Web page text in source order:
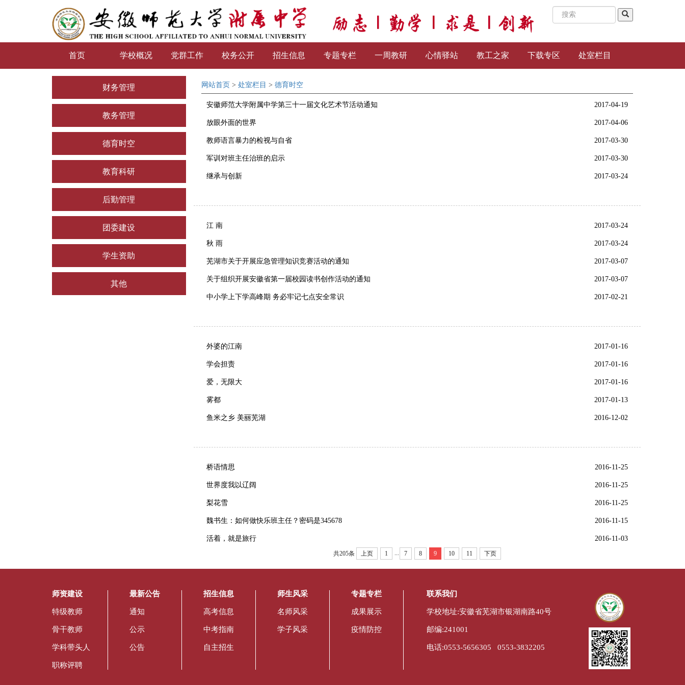
首页 学校概况 党群工作 校务公开 招生信息 专题专栏 一周教研 心情驿站 教工之家 下载专区 处室栏目
财务管理
教务管理
德育时空
教育科研
后勤管理
团委建设
学生资助
其他
网站首页 > 处室栏目 > 德育时空
安徽师范大学附属中学第三十一届文化艺术节活动通知 2017-04-19
放眼外面的世界 2017-04-06
教师语言暴力的检视与自省 2017-03-30
军训对班主任治班的启示 2017-03-30
继承与创新 2017-03-24
江 南 2017-03-24
秋 雨 2017-03-24
芜湖市关于开展应急管理知识竞赛活动的通知 2017-03-07
关于组织开展安徽省第一届校园读书创作活动的通知 2017-03-07
中小学上下学高峰期 务必牢记七点安全常识 2017-02-21
外婆的江南 2017-01-16
学会担责 2017-01-16
爱，无限大 2017-01-16
雾都 2017-01-13
鱼米之乡 美丽芜湖 2016-12-02
桥语情思 2016-11-25
世界度我以辽阔 2016-11-25
梨花雪 2016-11-25
魏书生：如何做快乐班主任？密码是345678 2016-11-15
活着，就是旅行 2016-11-03
共205条 上页 1 7 8 9 10 11 下页
师资建设
特级教师
骨干教师
学科带头人
职称评聘
最新公告
通知
公示
公告
招生信息
高考信息
中考指南
自主招生
师生风采
名师风采
学子风采
专题专栏
成果展示
疫情防控
联系我们
学校地址:安徽省芜湖市银湖南路40号
邮编:241001
电话:0553-5656305 0553-3832205